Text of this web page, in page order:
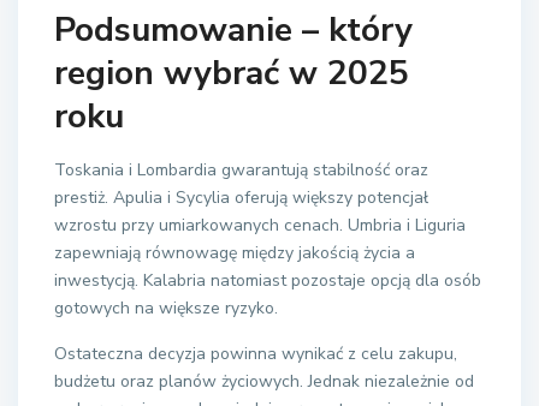
Podsumowanie – który
region wybrać w 2025
roku
Toskania i Lombardia gwarantują stabilność oraz
prestiż. Apulia i Sycylia oferują większy potencjał
wzrostu przy umiarkowanych cenach. Umbria i Liguria
zapewniają równowagę między jakością życia a
inwestycją. Kalabria natomiast pozostaje opcją dla osób
gotowych na większe ryzyko.
Ostateczna decyzja powinna wynikać z celu zakupu,
budżetu oraz planów życiowych. Jednak niezależnie od